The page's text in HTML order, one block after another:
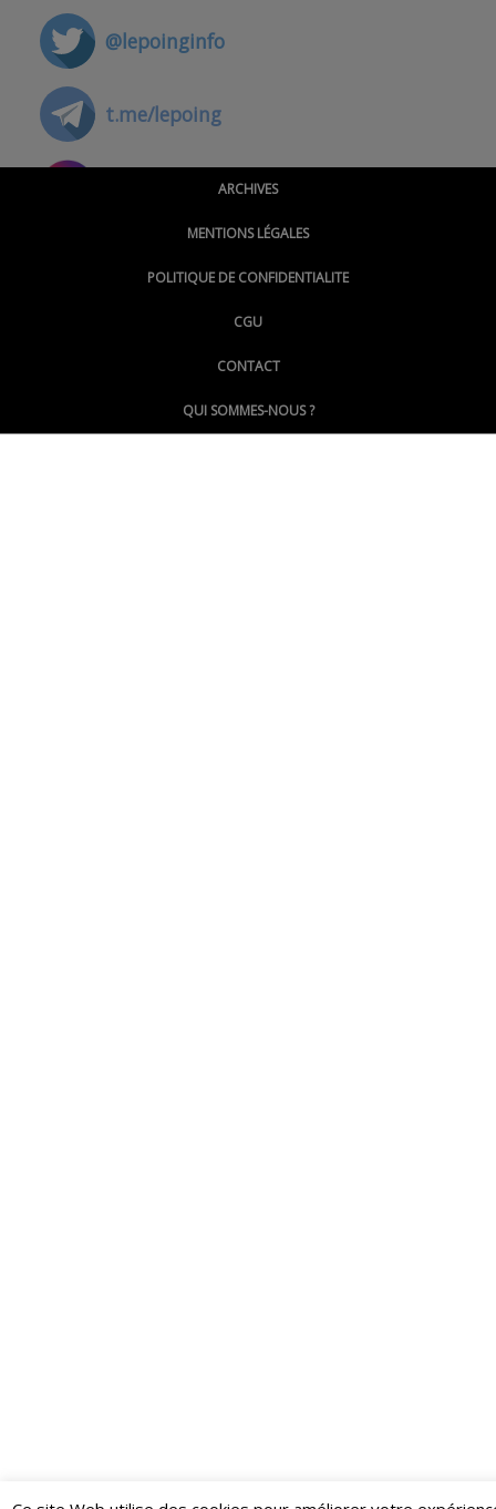
@lepoinginfo
t.me/lepoing
@montpellierpoinginfo
@LePoingMontpellier
ARCHIVES
MENTIONS LÉGALES
POLITIQUE DE CONFIDENTIALITE
CGU
CONTACT
QUI SOMMES-NOUS ?